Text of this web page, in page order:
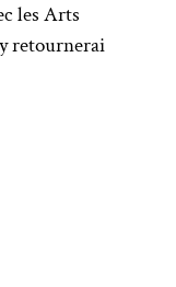
les Arts
retournerai